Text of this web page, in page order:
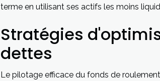
terme en utilisant ses actifs les moins
Stratégies
dettes
Le pilotage efficace du fonds de